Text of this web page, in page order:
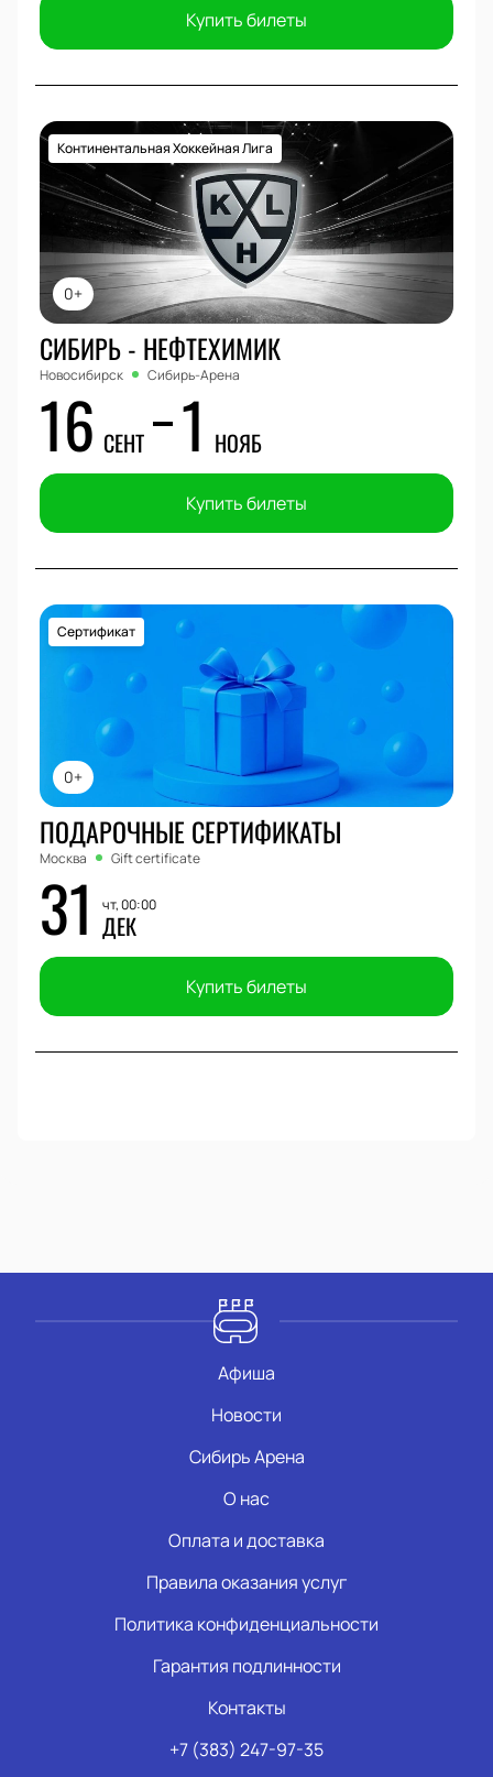
Купить билеты
0+
Континентальная Хоккейная Лига
СИБИРЬ - НЕФТЕХИМИК
Новосибирск Сибирь-Арена
16 СЕНТ 1 НОЯБ
Купить билеты
0+
Сертификат
ПОДАРОЧНЫЕ СЕРТИФИКАТЫ
Москва Gift certificate
31 чт, 00:00
ДЕК
Купить билеты
Афиша
Новости
Сибирь Арена
О нас
Оплата и доставка
Правила оказания услуг
Политика конфиденциальности
Гарантия подлинности
Контакты
+7 (383) 247-97-35